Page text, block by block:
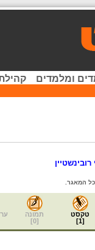
ומלמדים
רובינשטיין
המאגר.
טקסט
[
1
]
תמונה
[
0
]